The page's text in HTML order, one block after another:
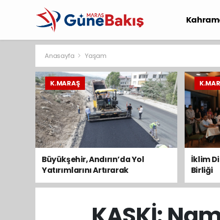
Anasayfa Yaşam
K.MARAŞ
Büyükşehir, Andırın’da Yol
Yatırımlarını Artırarak
Sürdürüyor
İklim
Birliği